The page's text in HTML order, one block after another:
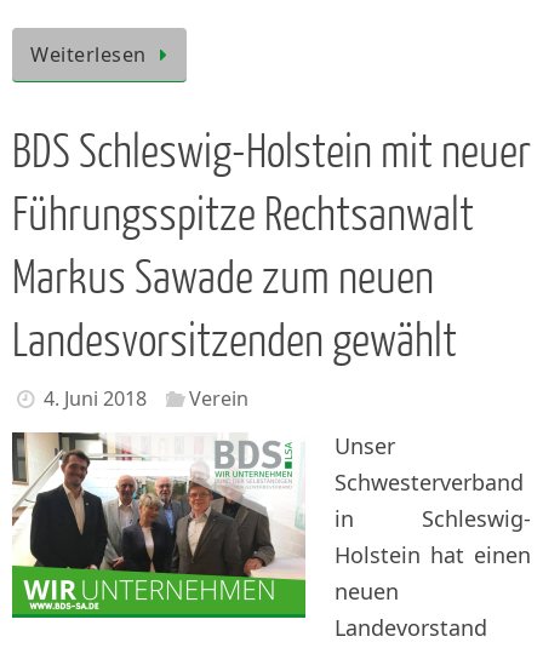
Weiterlesen
BDS Schleswig-Holstein mit neuer
Führungsspitze Rechtsanwalt
Markus Sawade zum neuen
Landesvorsitzenden gewählt
4. Juni 2018 Verein
Unser
Schwesterverband
in Schleswig-
Holstein hat einen
neuen
Landevorstand